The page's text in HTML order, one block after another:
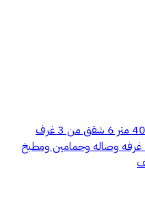
عماره للبيع بحي جيتي النور المساحه 400 متر 6 شقق من 3 غرف
وحمامين ومطبخ وصاله وملحق من 2 غرفه وصاله وحمامين ومطبخ